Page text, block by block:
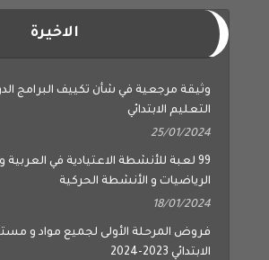
الاخيرة
وثيقة مرجعية في شأن تكييف البرامج
التعليم الابتدائي
25/01/2024
99 لعبة للأنشطة الاعتيادية في
الرياضيات و الأنشطة الحركية
18/01/2024
فروض المرحلة الأولى لجميع مواد و
الابتدائي 2023-2024